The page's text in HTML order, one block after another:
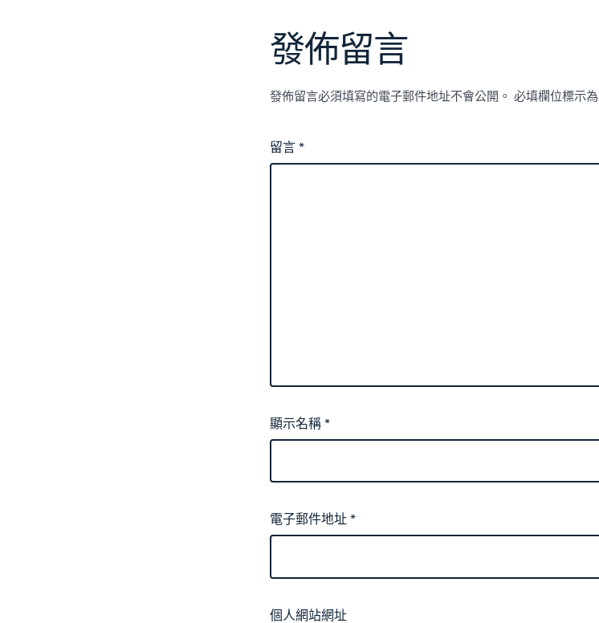
發佈留言
發佈留言必須填寫的電子郵件地址不會公開。 必填欄位標示為
留言*
顯示名稱*
電子郵件地址*
個人網站網址